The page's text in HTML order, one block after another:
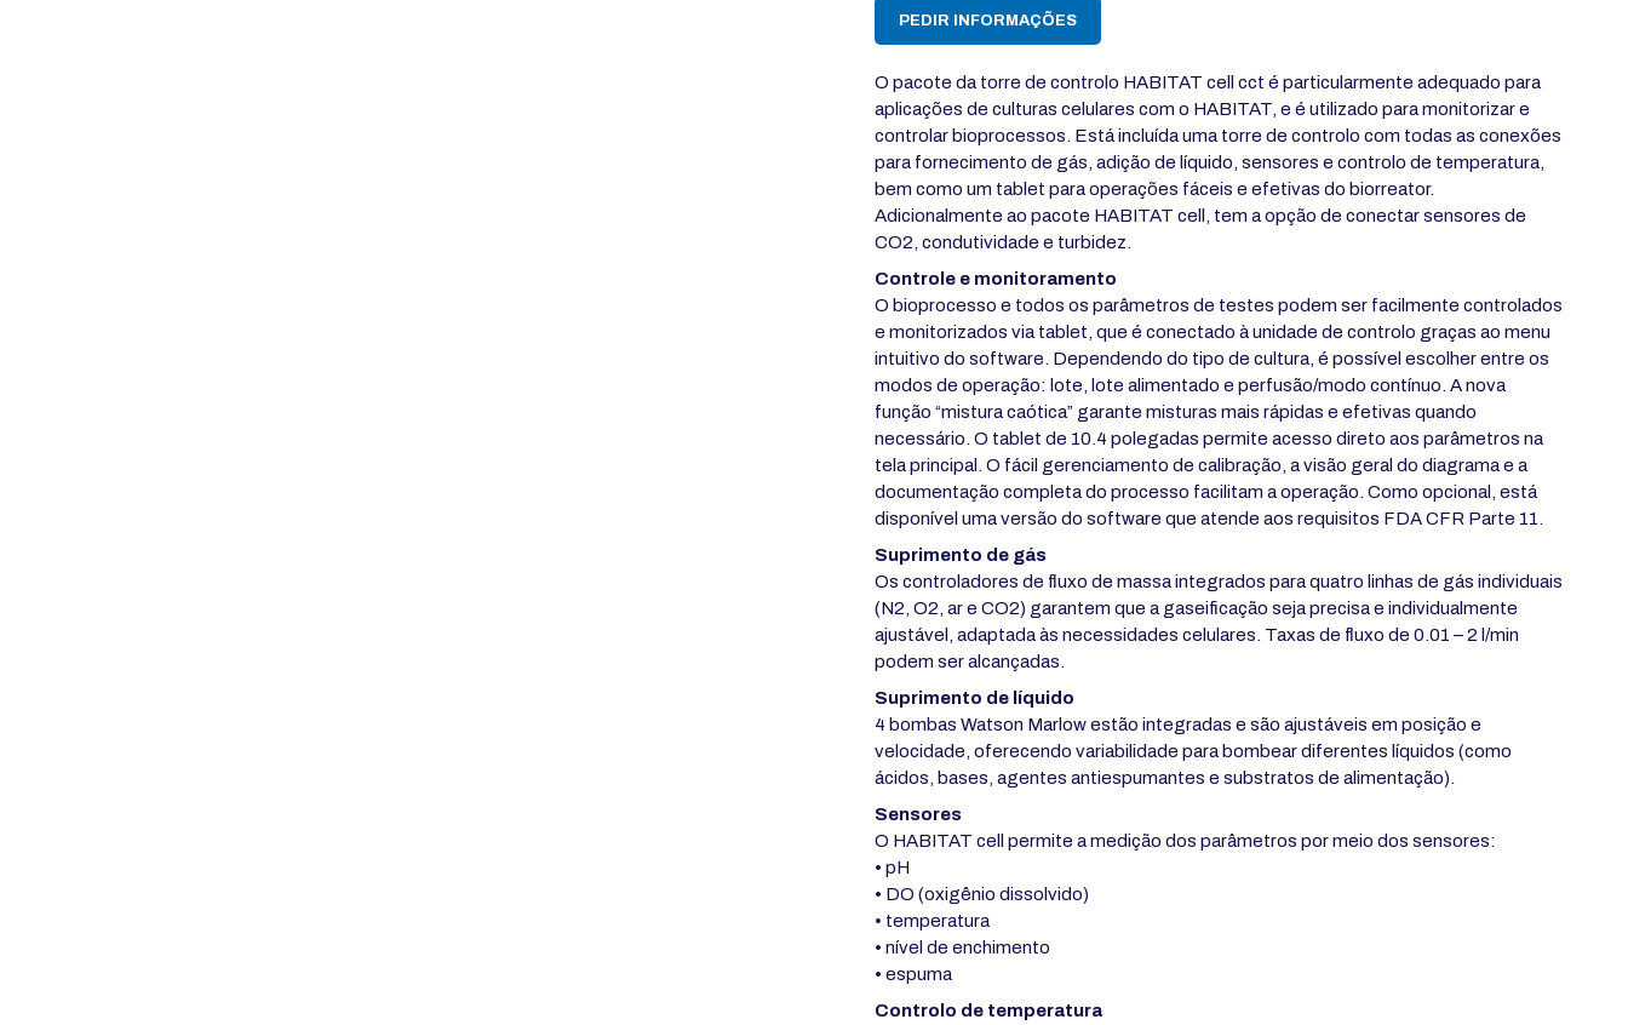
PEDIR INFORMAÇÕES
O pacote da torre de controlo HABITAT cell cct é particularmente adequado para
aplicações de culturas celulares com o HABITAT, e é utilizado para monitorizar e
controlar bioprocessos. Está incluída uma torre de controlo com todas as conexões
para fornecimento de gás, adição de líquido, sensores e controlo de temperatura,
bem como um tablet para operações fáceis e efetivas do biorreator.
Adicionalmente ao pacote HABITAT cell, tem a opção de conectar sensores de
CO2, condutividade e turbidez.
Controle e monitoramento
O bioprocesso e todos os parâmetros de testes podem ser facilmente controlados
e monitorizados via tablet, que é conectado à unidade de controlo graças ao menu
intuitivo do software. Dependendo do tipo de cultura, é possível escolher entre os
modos de operação: lote, lote alimentado e perfusão/modo contínuo. A nova
função “mistura caótica” garante misturas mais rápidas e efetivas quando
necessário. O tablet de 10.4 polegadas permite acesso direto aos parâmetros na
tela principal. O fácil gerenciamento de calibração, a visão geral do diagrama e a
documentação completa do processo facilitam a operação. Como opcional, está
disponível uma versão do software que atende aos requisitos FDA CFR Parte 11.
Suprimento de gás
Os controladores de fluxo de massa integrados para quatro linhas de gás individuais
(N2, O2, ar e CO2) garantem que a gaseificação seja precisa e individualmente
ajustável, adaptada às necessidades celulares. Taxas de fluxo de 0.01 – 2 l/min
podem ser alcançadas.
Suprimento de líquido
4 bombas Watson Marlow estão integradas e são ajustáveis em posição e
velocidade, oferecendo variabilidade para bombear diferentes líquidos (como
ácidos, bases, agentes antiespumantes e substratos de alimentação).
Sensores
O HABITAT cell permite a medição dos parâmetros por meio dos sensores:
• pH
• DO (oxigênio dissolvido)
• temperatura
• nível de enchimento
• espuma
Controlo de temperatura